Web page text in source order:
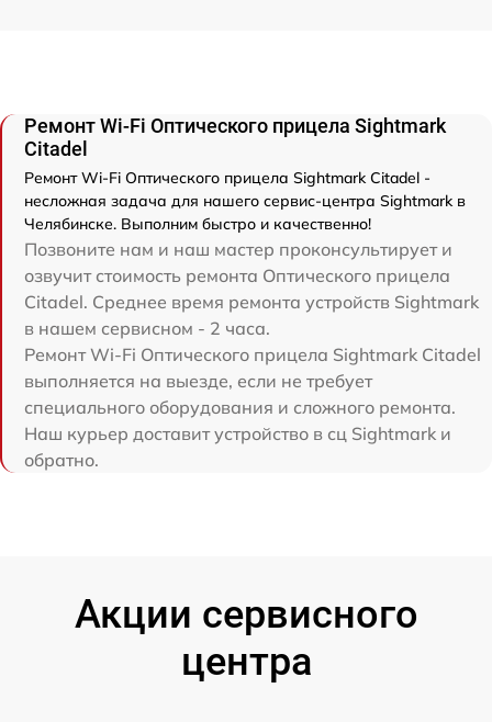
Ремонт Wi-Fi Оптического прицела Sightmark
Citadel
Ремонт Wi-Fi Оптического прицела Sightmark Citadel -
несложная задача для нашего сервис-центра Sightmark в
Челябинске. Выполним быстро и качественно!
Позвоните нам и наш мастер проконсультирует и
озвучит стоимость ремонта Оптического прицела
Citadel. Среднее время ремонта устройств Sightmark
в нашем сервисном - 2 часа.
Ремонт Wi-Fi Оптического прицела Sightmark Citadel
выполняется на выезде, если не требует
специального оборудования и сложного ремонта.
Наш курьер доставит устройство в сц Sightmark и
обратно.
Акции сервисного
центра